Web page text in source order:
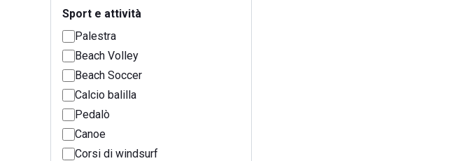
Sport e attività
Palestra
Beach Volley
Beach Soccer
Calcio balilla
Pedalò
Canoe
Corsi di windsurf